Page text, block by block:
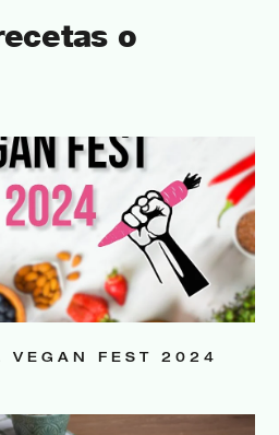
o
VEGAN FEST 2024